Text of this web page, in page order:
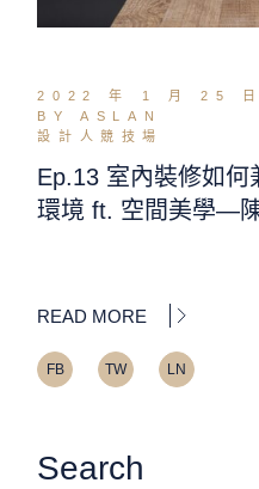
2022 年 1 月 25 日
BY ASLAN
設計人競技場
Ep.13 室內裝修如何
環境 ft. 空間美學—
READ MORE
FB TW LN
Search